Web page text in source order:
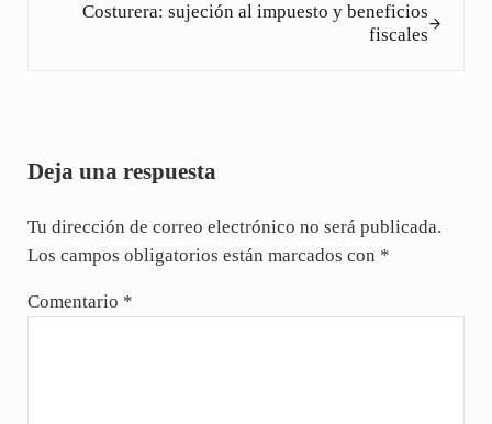
Costurera: sujeción al impuesto y beneficios
fiscales
Deja una respuesta
Tu dirección de correo electrónico no será publicada.
Los campos obligatorios están marcados con *
Comentario *